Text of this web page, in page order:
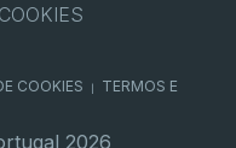
COOKIES
TERMOS E
2026